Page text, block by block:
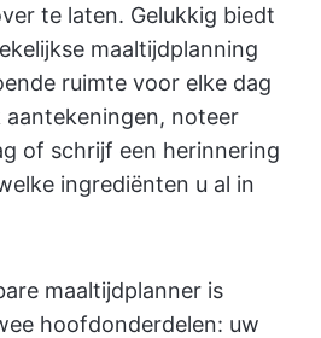
te laten. Gelukkig biedt
maaltijdplanning
ruimte voor elke dag
aantekeningen, noteer
of schrijf een herinnering
ingrediënten u al in
maaltijdplanner is
hoofdonderdelen: uw